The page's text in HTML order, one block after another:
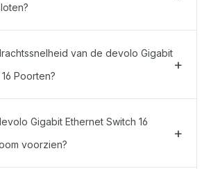
van de devolo Gigabit
Poorten?
Gigabit Ethernet Switch 16
voorzien?